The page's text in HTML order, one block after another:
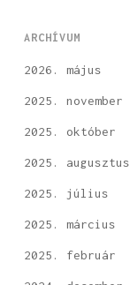
ARCHÍVUM
2026. május
2025. november
2025. október
2025. augusztus
2025. július
2025. március
2025. február